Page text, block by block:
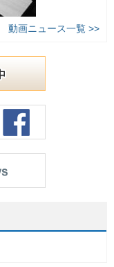
動画ニュース一覧 >>